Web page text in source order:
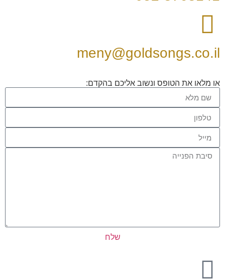
meny@goldsongs.co.il
או מלאו את הטופס ונשוב אליכם בהקדם:
שלח